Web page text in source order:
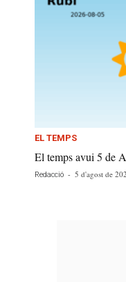
EL TEMPS
El temps avui 5 de
Redacció - 5 d'agost de